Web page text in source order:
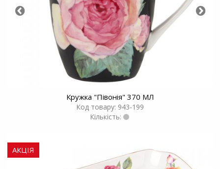
Кружка "Пiвонiя" 370 МЛ
Код товару: 943-199
Кількість:
АКЦІЯ